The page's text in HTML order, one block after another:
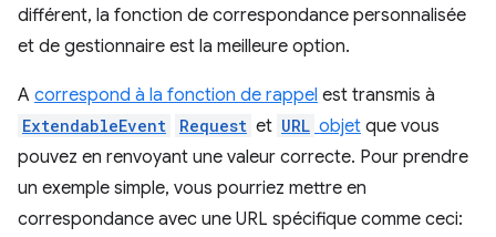
différent, la fonction de correspondance personnalisée
et de gestionnaire est la meilleure option.
A correspond à la fonction de rappel est transmis à
ExtendableEvent Request et URL objet que vous
pouvez en renvoyant une valeur correcte. Pour prendre
un exemple simple, vous pourriez mettre en
correspondance avec une URL spécifique comme ceci: